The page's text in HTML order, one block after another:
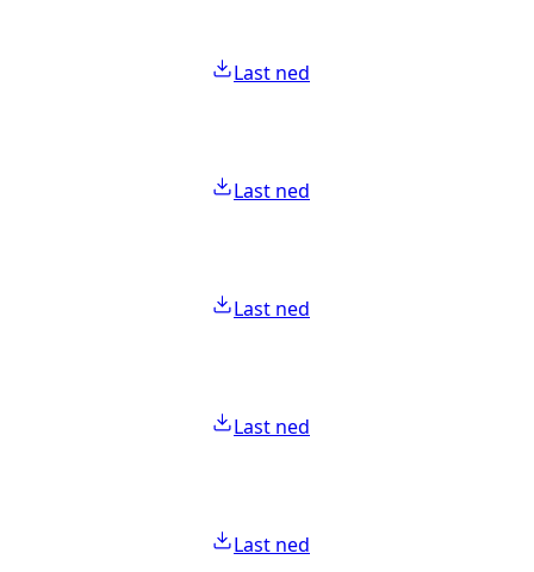
Last ned
Last ned
Last ned
Last ned
Last ned